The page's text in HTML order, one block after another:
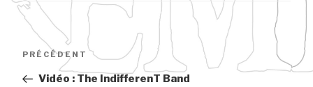
Navigation
l’article
Article
précédent
PRÉCÉDENT
Vidéo : The IndifferenT Band